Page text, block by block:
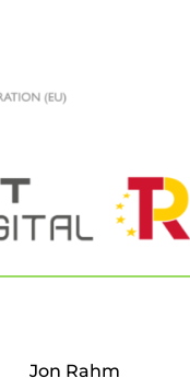
Jon Rahm